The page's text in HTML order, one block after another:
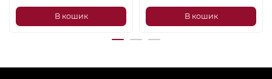
В кошик В кошик